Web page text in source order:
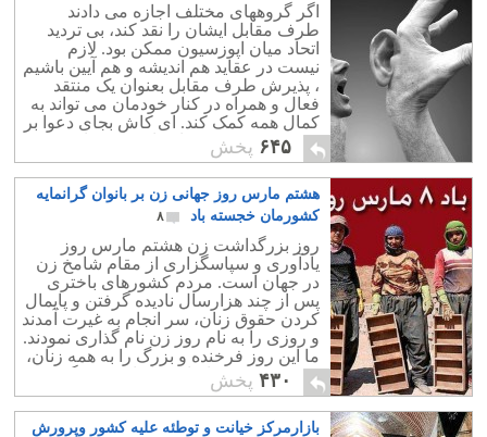
اگر گروههای مختلف اجازه می دادند
طرف مقابل ایشان را نقد کند، بی تردید
اتحاد میان اپوزسیون ممکن بود. لازم
نیست در عقاید هم اندیشه و هم آیین باشیم
، پذیرش طرف مقابل بعنوان یک منتقد
فعال و همراه در کنار خودمان می تواند به
کمال همه کمک کند. ای کاش بجای دعوا بر
سر قبر مصدق و شاه ، از شیوه های
نادرست گذشته که باعث اختلاف میان
ملیّون و سلطنت طلبان شده است دست
برداریم.
۶۴۵ پخش
هشتم مارس روز جهانی زن بر بانوان گرانمایه
کشورمان خجسته باد
۸
روز بزرگداشت زن هشتم مارس روز
یادآوری و سپاسگزاری از مقام شامخ زن
در جهان است. مردم کشورهای باختری
پس از چند هزارسال نادیده گرفتن و پایمال
کردن حقوق زنان، سر انجام به غیرت آمدند
و روزی را به نام روز زن نام گذاری نمودند.
ما این روز فرخنده و بزرگ را به همه زنان،
به ویژه هم میهنانمان شادباش می گوییم.
۴۳۰ پخش
بازارمرکز خیانت و توطئه علیه کشور وپرورش